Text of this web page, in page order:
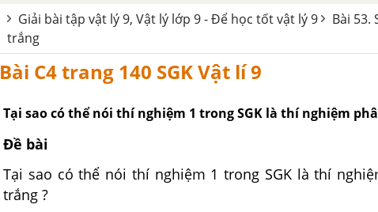
Giải bài tập vật lý 9, Vật lý lớp 9 - Để học tốt vật lý 9
Bài 53.
trắng
Bài C4 trang 140 SGK Vật lí 9
Tại sao có thể nói thí nghiệm 1 trong SGK là thí nghiệm
Đề bài
Tại sao có thể nói thí nghiệm 1 trong SGK là thí
trắng ?